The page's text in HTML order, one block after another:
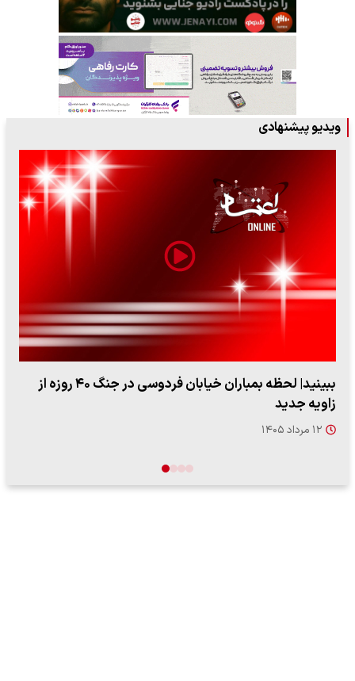
ویدیو پیشنهادی
ببینید| ویدئویی جدید از لحظه زلزله ۷.۱ ریشتری
"کوماموتو" ژاپن ۹ روز…
۱۶ مرداد ۱۴۰۵